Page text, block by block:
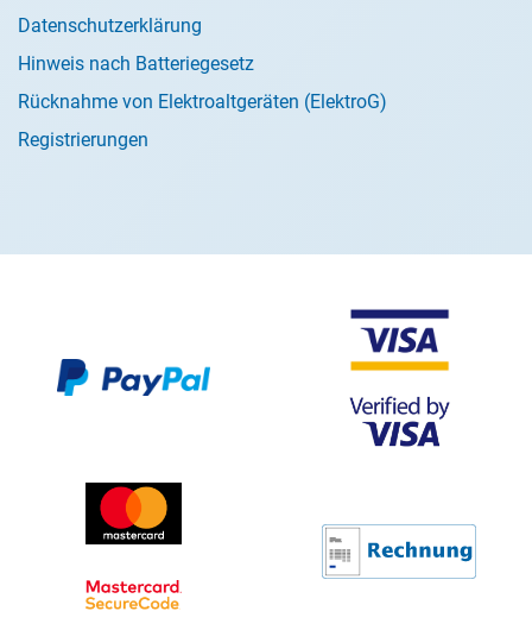
Datenschutzerklärung
Hinweis nach Batteriegesetz
Rücknahme von Elektroaltgeräten (ElektroG)
Registrierungen